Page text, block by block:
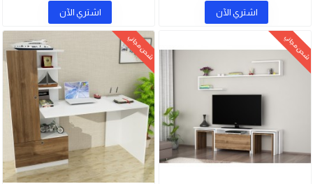
اشتري اﻵن اشتري اﻵن
شحن مجاني شحن مجاني